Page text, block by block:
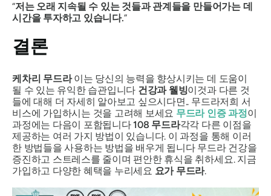
“저는 오래 지속될 수 있는 것들과 관계들을 만들어가는 데
시간을 투자하고 있습니다.”
결론
케차리 무드라이는 당신의 능력을 향상시키는 데 도움이
될 수 있는 유익한 습관입니다 건강과 웰빙이것과 다른 것
들에 대해 더 자세히 알아보고 싶으시다면.. 무드라저희 서
비스에 가입하시는 것을 고려해 보세요 무드라 인증 과정이
과정에는 다음이 포함됩니다108 무드라각각 다른 이점을
제공하는 여러 가지 방법이 있습니다. 이 과정을 통해 이러
한 방법들을 사용하는 방법을 배우게 됩니다 무드라 건강을
증진하고 스트레스를 줄이며 편안한 휴식을 취하세요. 지금
가입하고 다양한 혜택을 누리세요 요가 무드라.